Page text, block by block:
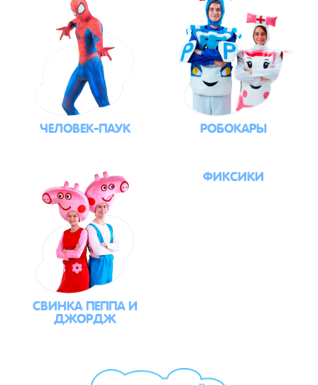
ЧЕЛОВЕК-ПАУК РОБОКАРЫ
СВИНКА ПЕППА И
ДЖОРДЖ
ФИКСИКИ